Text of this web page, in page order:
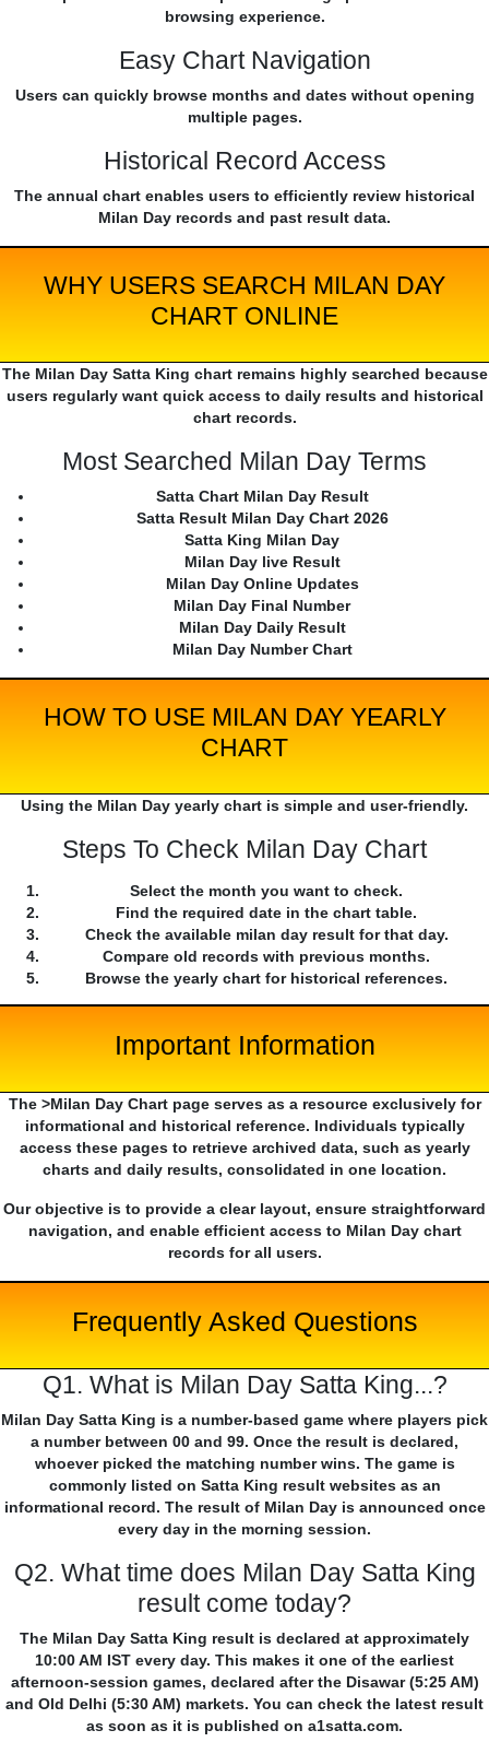
browsing experience.
Easy Chart Navigation
Users can quickly browse months and dates without opening
multiple pages.
Historical Record Access
The annual chart enables users to efficiently review historical
Milan Day records and past result data.
WHY USERS SEARCH MILAN DAY
CHART ONLINE
The Milan Day Satta King chart remains highly searched because
users regularly want quick access to daily results and historical
chart records.
Most Searched Milan Day Terms
Satta Chart Milan Day Result
Satta Result Milan Day Chart 2026
Satta King Milan Day
Milan Day live Result
Milan Day Online Updates
Milan Day Final Number
Milan Day Daily Result
Milan Day Number Chart
HOW TO USE MILAN DAY YEARLY
CHART
Using the Milan Day yearly chart is simple and user-friendly.
Steps To Check Milan Day Chart
Select the month you want to check.
Find the required date in the chart table.
Check the available milan day result for that day.
Compare old records with previous months.
Browse the yearly chart for historical references.
Important Information
The >Milan Day Chart page serves as a resource exclusively for
informational and historical reference. Individuals typically
access these pages to retrieve archived data, such as yearly
charts and daily results, consolidated in one location.
Our objective is to provide a clear layout, ensure straightforward
navigation, and enable efficient access to Milan Day chart
records for all users.
Frequently Asked Questions
Q1. What is Milan Day Satta King...?
Milan Day Satta King is a number-based game where players pick
a number between 00 and 99. Once the result is declared,
whoever picked the matching number wins. The game is
commonly listed on Satta King result websites as an
informational record. The result of Milan Day is announced once
every day in the morning session.
Q2. What time does Milan Day Satta King
result come today?
The Milan Day Satta King result is declared at approximately
10:00 AM IST every day. This makes it one of the earliest
afternoon-session games, declared after the Disawar (5:25 AM)
and Old Delhi (5:30 AM) markets. You can check the latest result
as soon as it is published on a1satta.com.